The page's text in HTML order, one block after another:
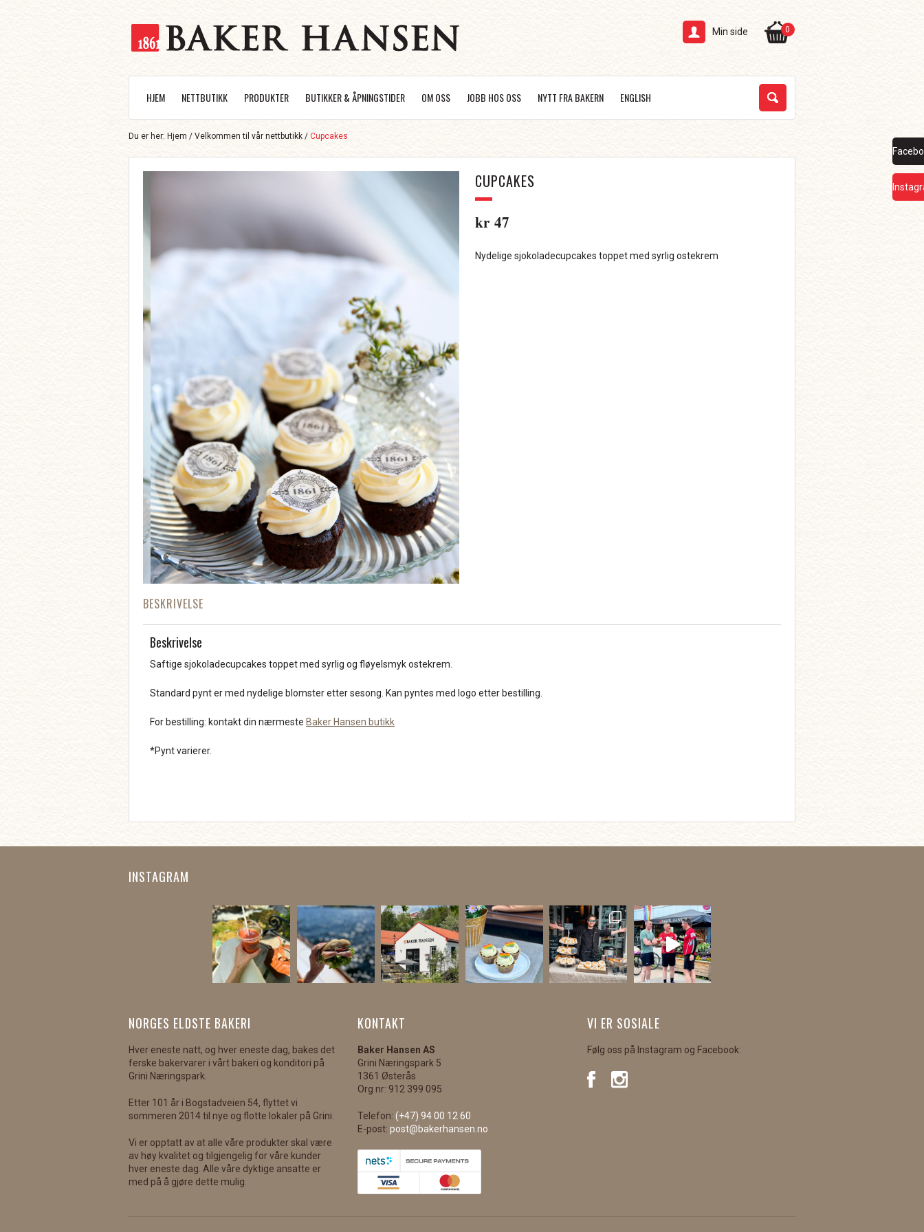
Min side 0
HJEM NETTBUTIKK PRODUKTER BUTIKKER & ÅPNINGSTIDER OM OSS JOBB HOS OSS NYTT FRA BAKERN ENGLISH
Du er her: Hjem / Velkommen til vår nettbutikk / Cupcakes
CUPCAKES
kr47
Nydelige sjokoladecupcakes toppet med syrlig ostekrem
BESKRIVELSE
Beskrivelse
Saftige sjokoladecupcakes toppet med syrlig og fløyelsmyk ostekrem.
Standard pynt er med nydelige blomster etter sesong. Kan pyntes med logo etter bestilling.
For bestilling: kontakt din nærmeste Baker Hansen butikk
*Pynt varierer.
INSTAGRAM
NORGES ELDSTE BAKERI
Hver eneste natt, og hver eneste dag, bakes det
ferske bakervarer i vårt bakeri og konditori på
Grini Næringspark.
Etter 101 år i Bogstadveien 54, flyttet vi
sommeren 2014 til nye og flotte lokaler på Grini.
Vi er opptatt av at alle våre produkter skal være
av høy kvalitet og tilgjengelig for våre kunder
hver eneste dag. Alle våre dyktige ansatte er
med på å gjøre dette mulig.
KONTAKT
Baker Hansen AS
Grini Næringspark 5
1361 Østerås
Org nr: 912 399 095
Telefon:(+47) 94 00 12 60
E-post:post@bakerhansen.no
VI ER SOSIALE
Følg oss på Instagram og Facebook: